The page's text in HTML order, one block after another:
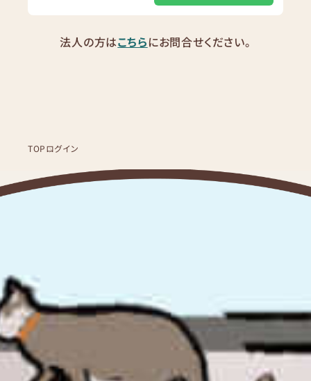
法人の方はこちらにお問合せください。
TOPログイン